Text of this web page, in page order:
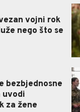
vojni rok
nego što se
bezbjednosne
uvodi
za žene